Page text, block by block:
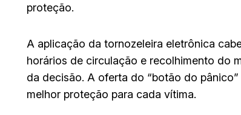
proteção.
A aplicação da tornozeleira eletrônica
horários de circulação e recolhimento do
da decisão. A oferta do “botão do
melhor proteção para cada vítima.